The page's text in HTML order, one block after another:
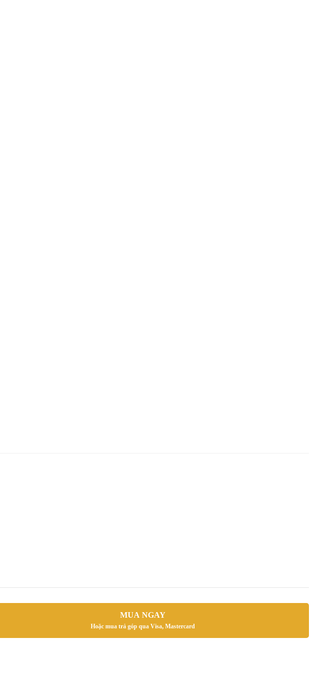
MUA NGAY
Hoặc mua trả góp qua Visa, Mastercard